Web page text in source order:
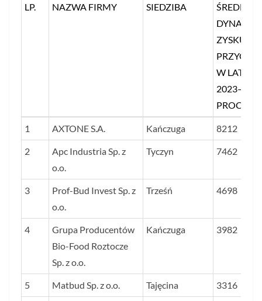
LP. NAZWA FIRMY SIEDZIBA
ŚREDNIA
DYNAMIK
ZYSKU I
W LATACH
PROC.
LP.
NAZWA FIRMY SIEDZIBA
ŚREDNIA
DYNAMIK
ZYSKU I
W LATACH
1 AXTONE S.A. Kańczuga 8212
2
Apc Industria Sp. z
o.o.
Tyczyn 7462
3
Prof-Bud Invest Sp. z
o.o.
Trześń 4698
4
Grupa Producentów
Bio-Food Roztocze
Sp. z o.o.
Kańczuga 3982
5 Matbud Sp. z o.o. Tajęcina 3316